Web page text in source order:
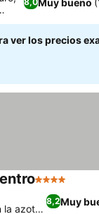
ver los precios
4 Estrellas
8,2Muy
azotea